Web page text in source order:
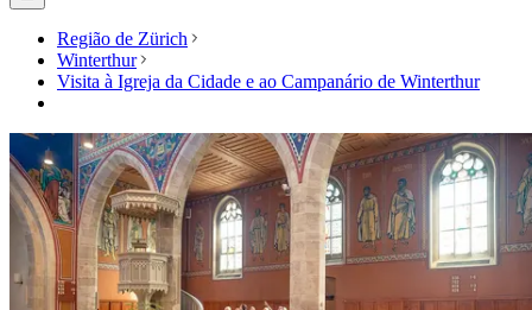
Região de Zürich
Winterthur
Visita à Igreja da Cidade e ao Campanário de Winterthur